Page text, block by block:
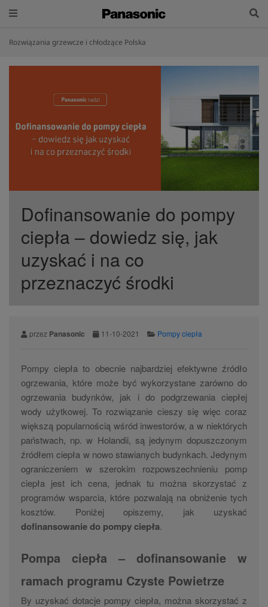
Rozwiązania grzewcze i chłodzące Polska
Dofinansowanie do pompy
ciepła – dowiedz się, jak
uzyskać i na co
przeznaczyć środki
przez Panasonic 11-10-2021 Pompy ciepła
Pompy ciepła to obecnie najbardziej efektywne źródło
ogrzewania, które może być wykorzystane zarówno do
ogrzewania budynków, jak i do podgrzewania ciepłej
wody użytkowej. To rozwiązanie cieszy się więc coraz
większą popularnością wśród inwestorów, a w niektórych
państwach, np. w Holandii, są jedynym dopuszczonym
źródłem ciepła w nowo stawianych budynkach. Jedynym
ograniczeniem w szerokim rozpowszechnieniu pomp
ciepła jest ich cena, jednak tu można skorzystać z
programów wsparcia, które pozwalają na obniżenie tych
kosztów. Poniżej opiszemy, jak uzyskać
dofinansowanie do pompy ciepła.
Pompa ciepła – dofinansowanie w
ramach programu Czyste Powietrze
By uzyskać dotacje pompy ciepła, można skorzystać z